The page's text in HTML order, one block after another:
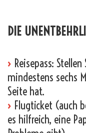
DIE
› Reisepass:
mindestens sechs
Seite hat.
› Flugticket (auch
es hilfreich, eine